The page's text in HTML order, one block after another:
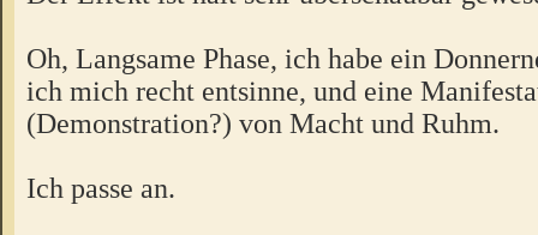
Oh, Langsame Phase, ich habe ein
ich mich recht entsinne, und eine
(Demonstration?) von Macht und Ruhm.
Ich passe an.